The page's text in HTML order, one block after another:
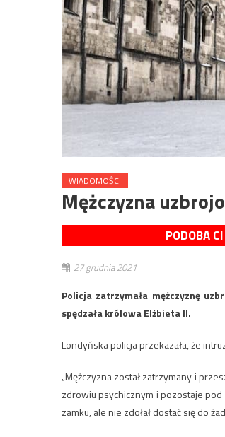
WIADOMOŚCI
Mężczyzna
PODOBA
27 grudnia 2021
Policja zatrzymała mężczyznę
spędzała królowa Elżbieta II.
Londyńska policja przekazała, że
„Mężczyzna został zatrzymany i
zdrowiu psychicznym i pozostaje pod
zamku, ale nie zdołał dostać się do